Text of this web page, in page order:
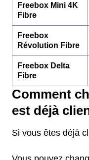
Freebox Mini 4K
Fibre
Freebox
Révolution Fibre
Freebox Delta
Fibre
Comment
est déjà
Si vous êtes déjà